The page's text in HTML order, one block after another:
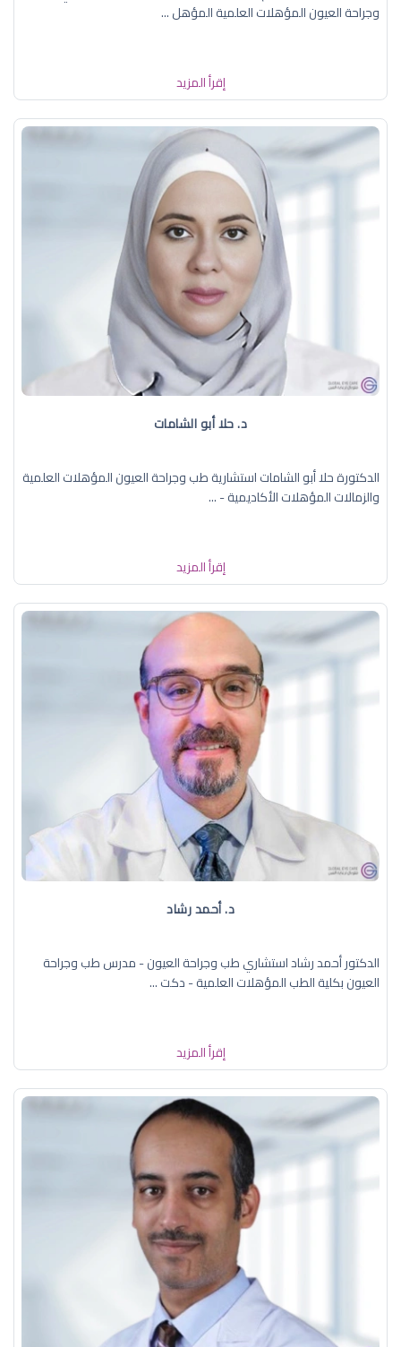
وجراحة العيون المؤهلات العلمية المؤهل ...
إقرأ المزيد
د. حلا أبو الشامات
الدكتورة حلا أبو الشامات استشارية طب وجراحة العيون المؤهلات العلمية
والزمالات المؤهلات الأكاديمية - ...
إقرأ المزيد
د. ‏أحمد رشاد
الدكتور أحمد رشاد استشاري طب وجراحة العيون - مدرس طب وجراحة
العيون بكلية الطب المؤهلات العلمية - دكت ...
إقرأ المزيد